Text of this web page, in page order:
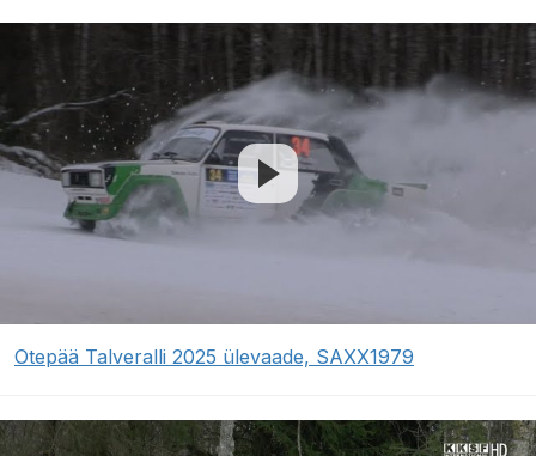
Otepää Talveralli 2025 ülevaade, SAXX1979